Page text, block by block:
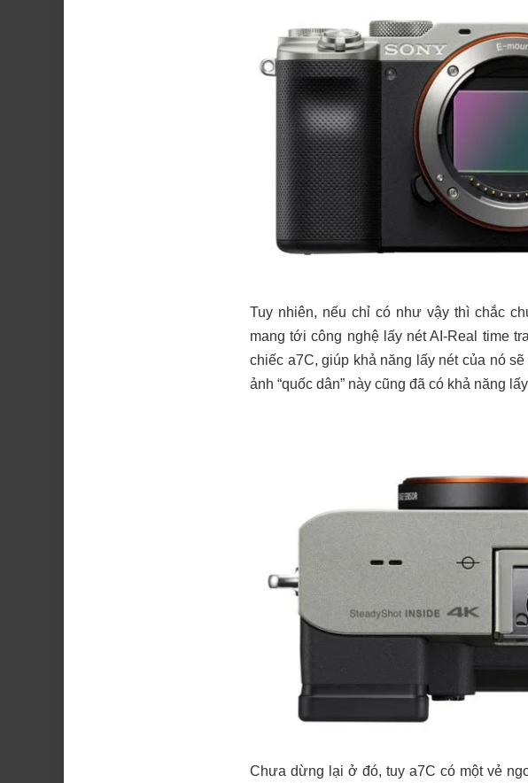
Tuy nhiên, nếu chỉ có như vậy thì chắc
mang tới công nghệ lấy nét AI-Real time
chiếc a7C, giúp khả năng lấy nét của nó
ảnh “quốc dân” này cũng đã có khả năng
Chưa dừng lại ở đó, tuy a7C có một vẻ